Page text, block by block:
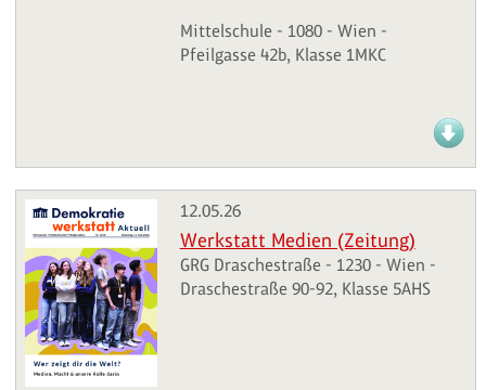
Mittelschule - 1080 - Wien -
Pfeilgasse 42b, Klasse 1MKC
12.05.26
Werkstatt Medien (Zeitung)
GRG Draschestraße - 1230 - Wien -
Draschestraße 90-92, Klasse 5AHS